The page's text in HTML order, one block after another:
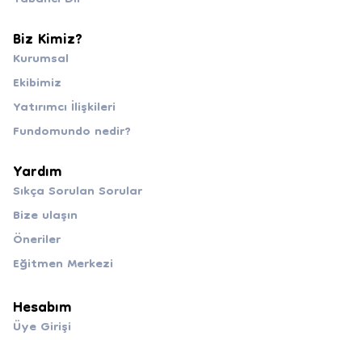
Biz Kimiz?
Kurumsal
Ekibimiz
Yatırımcı İlişkileri
Fundomundo nedir?
Yardım
Sıkça Sorulan Sorular
Bize ulaşın
Öneriler
Eğitmen Merkezi
Hesabım
Üye Girişi